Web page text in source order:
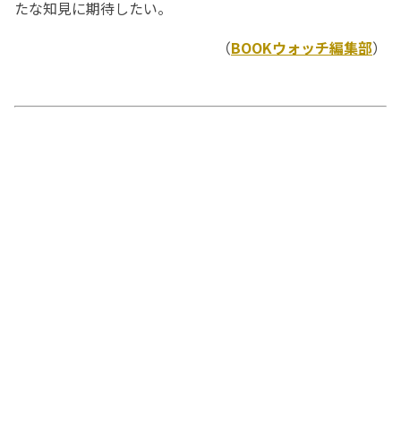
たな知見に期待したい。
（BOOKウォッチ編集部）